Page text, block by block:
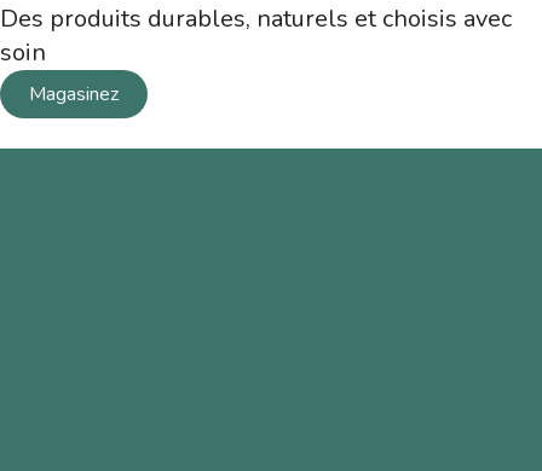
Des produits durables, naturels et choisis avec
soin
Magasinez